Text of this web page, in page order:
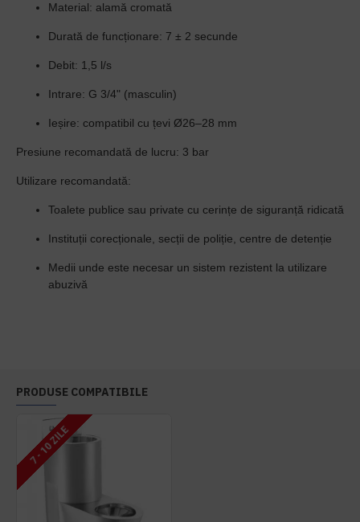
Material: alamă cromată
Durată de funcționare: 7 ± 2 secunde
Debit: 1,5 l/s
Intrare: G 3/4" (masculin)
Ieșire: compatibil cu țevi Ø26–28 mm
Presiune recomandată de lucru: 3 bar
Utilizare recomandată:
Toalete publice sau private cu cerințe de siguranță ridicată
Instituții corecționale, secții de poliție, centre de detenție
Medii unde este necesar un sistem rezistent la utilizare
abuzivă
PRODUSE COMPATIBILE
7 - 10 ZILE